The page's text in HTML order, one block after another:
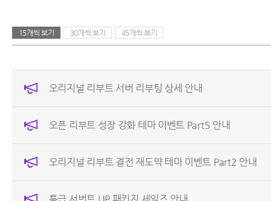
15개씩 보기 30개씩 보기 45개씩 보기
오리지널 리부트 서버 리부팅 상세 안내
오픈 리부트 성장 강화 테마 이벤트 Part5 안내
오리지널 리부트 결전 재도약 테마 이벤트 Part2 안내